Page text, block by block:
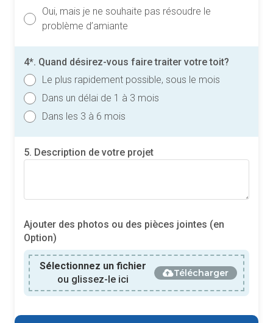
Oui, mais je ne souhaite pas résoudre le
problème d’amiante
4*. Quand désirez-vous faire traiter votre toit?
Le plus rapidement possible, sous le mois
Dans un délai de 1 à 3 mois
Dans les 3 à 6 mois
5. Description de votre projet
Ajouter des photos ou des pièces jointes (en
Option)
Sélectionnez un fichier
ou glissez-le ici
Télécharger